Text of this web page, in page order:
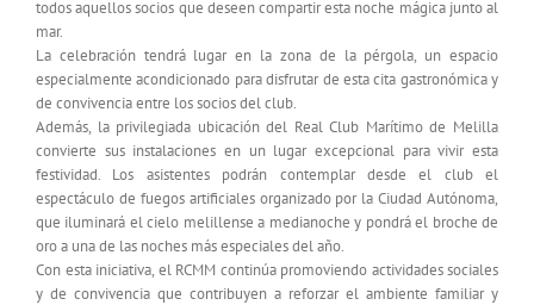
todos aquellos socios que deseen compartir esta noche mágica junto al
mar.
La celebración tendrá lugar en la zona de la pérgola, un espacio
especialmente acondicionado para disfrutar de esta cita gastronómica y
de convivencia entre los socios del club.
Además, la privilegiada ubicación del Real Club Marítimo de Melilla
convierte sus instalaciones en un lugar excepcional para vivir esta
festividad. Los asistentes podrán contemplar desde el club el
espectáculo de fuegos artificiales organizado por la Ciudad Autónoma,
que iluminará el cielo melillense a medianoche y pondrá el broche de
oro a una de las noches más especiales del año.
Con esta iniciativa, el RCMM continúa promoviendo actividades sociales
y de convivencia que contribuyen a reforzar el ambiente familiar y